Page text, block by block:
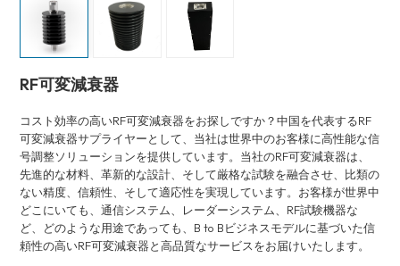
RF可変減衰器
コスト効率の高いRF可変減衰器をお探しですか？中国を代表するRF
可変減衰器サプライヤーとして、当社は世界中のお客様に高性能な信
号調整ソリューションを提供しています。当社のRF可変減衰器は、
先進的な材料、革新的な設計、そして厳格な試験を融合させ、比類の
ない精度、信頼性、そして適応性を実現しています。お客様が世界中
どこにいても、通信システム、レーダーシステム、RF試験機器な
ど、どのような用途であっても、B to Bビジネスモデルに基づいた信
頼性の高いRF可変減衰器と高品質なサービスをお届けいたします。